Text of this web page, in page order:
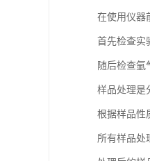
在使用仪器
首先检查实
随后检查氩
样品处理是
根据样品性
所有样品处